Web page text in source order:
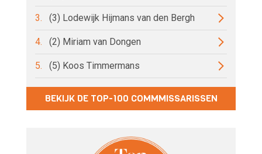
3. (3) Lodewijk Hijmans van den Bergh
4. (2) Miriam van Dongen
5. (5) Koos Timmermans
BEKIJK DE TOP-100 COMMMISSARISSEN